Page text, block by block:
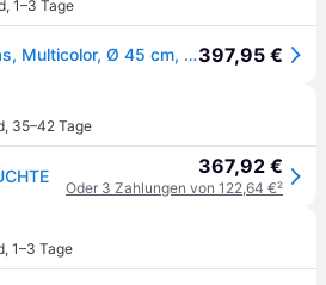
, 1–3 Tage
Pendelleuchte Ilona, Glas, Multicolor, Ø 45 cm, 5-flammig397,95 €
, 35–42 Tage
367,92 €
Oder 3 Zahlungen von 122,64 €²
, 1–3 Tage